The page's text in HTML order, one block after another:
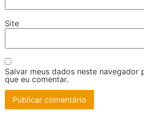
Site
Salvar meus dados neste navegador
que eu comentar.